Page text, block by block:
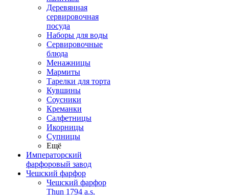
Деревянная
сервировочная
посуда
Наборы для воды
Сервировочные
блюда
Менажницы
Мармиты
Тарелки для торта
Кувшины
Соусники
Креманки
Салфетницы
Икорницы
Супницы
Ещё
Императорский
фарфоровый завод
Чешский фарфор
Чешский фарфор
Thun 1794 a.s.